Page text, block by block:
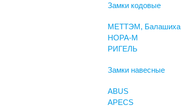
Замки кодовые
МЕТТЭМ, Балашиха
НОРА-М
РИГЕЛЬ
Замки навесные
ABUS
APECS